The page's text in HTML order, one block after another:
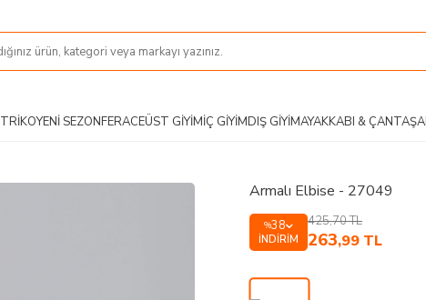
TRIKOYENI SEZONFERACEÜST GIYIMİÇ GIYIMDIŞ GIYIMAYAKKABI & ÇANTA
Armalı Elbise - 27049
%38
İNDIRIM
425,70TL
263,99 TL